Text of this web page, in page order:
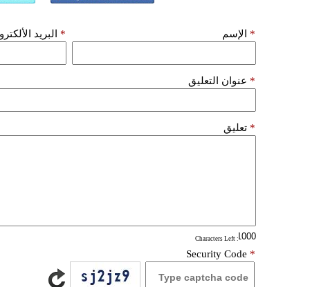
الإسم * البريد *
عنوان التعليق *
تعليق *
: Characters Left
Security Code *